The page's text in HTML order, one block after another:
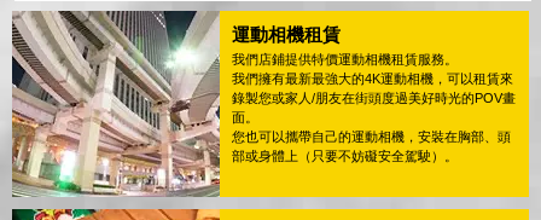
運動相機租賃
我們店鋪提供特價運動相機租賃服務。
我們擁有最新最強大的4K運動相機，可以租賃來
錄製您或家人/朋友在街頭度過美好時光的POV畫
面。
您也可以攜帶自己的運動相機，安裝在胸部、頭
部或身體上（只要不妨礙安全駕駛）。